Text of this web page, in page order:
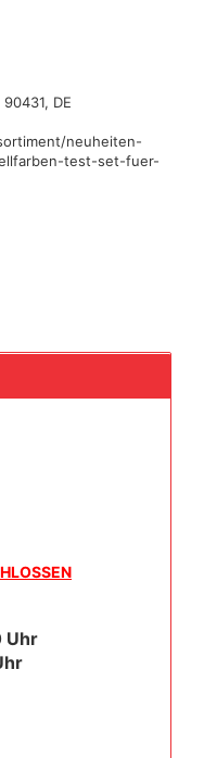
DE
neuheiten-
test-set-fuer-
Uhr